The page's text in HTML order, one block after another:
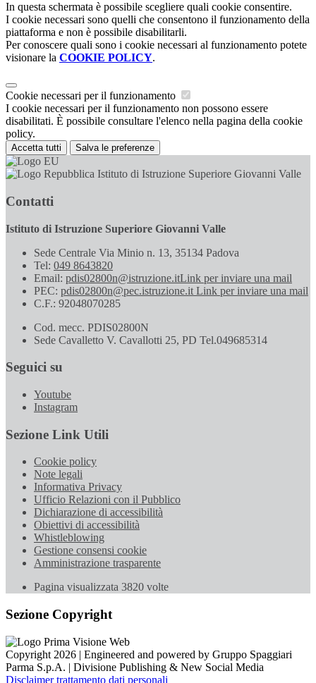
In questa schermata è possibile scegliere quali cookie consentire.
I cookie necessari sono quelli che consentono il funzionamento della
piattaforma e non è possibile disabilitarli.
Per conoscere quali sono i cookie necessari al funzionamento potete
visionare la COOKIE POLICY.
Cookie necessari per il funzionamento
I cookie necessari per il funzionamento non possono essere
disabilitati. È possibile consultare l'elenco nella pagina della cookie
policy.
Accetta tutti Salva le preferenze
Istituto di Istruzione Superiore Giovanni Valle
Contatti
Istituto di Istruzione Superiore Giovanni Valle
Sede Centrale Via Minio n. 13, 35134 Padova
Tel: 049 8643820
Email: pdis02800n@istruzione.itLink per inviare una mail
PEC: pdis02800n@pec.istruzione.it Link per inviare una mail
C.F.: 92048070285
Cod. mecc. PDIS02800N
Sede Cavalletto V. Cavallotti 25, PD Tel.049685314
Seguici su
Youtube
Instagram
Sezione Link Utili
Cookie policy
Note legali
Informativa Privacy
Ufficio Relazioni con il Pubblico
Dichiarazione di accessibilità
Obiettivi di accessibilità
Whistleblowing
Gestione consensi cookie
Amministrazione trasparente
Pagina visualizzata 3820 volte
Sezione Copyright
Copyright 2026 | Engineered and powered by Gruppo Spaggiari
Parma S.p.A. | Divisione Publishing & New Social Media
Disclaimer trattamento dati personali